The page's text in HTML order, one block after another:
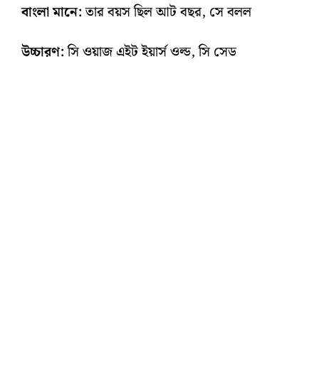
বাংলা মানে:তার বয়স ছিল আট বছর, সে বলল
উচ্চারণ:সি ওয়াজ এইট ইয়ার্স ওল্ড, সি সেড